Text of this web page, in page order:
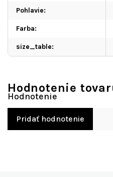
Pohlavie:
Farba:
size_table:
Hodnotenie
Pridať hodnotenie